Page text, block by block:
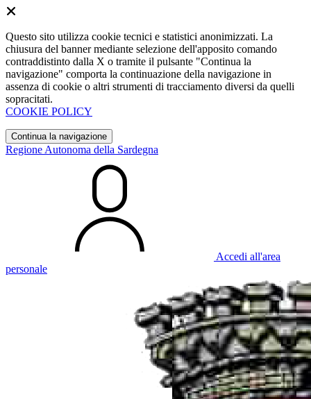
Questo sito utilizza cookie tecnici e statistici anonimizzati. La
chiusura del banner mediante selezione dell'apposito comando
contraddistinto dalla X o tramite il pulsante "Continua la
navigazione" comporta la continuazione della navigazione in
assenza di cookie o altri strumenti di tracciamento diversi da quelli
sopracitati.
COOKIE POLICY
Continua la navigazione
Regione Autonoma della Sardegna
Accedi all'area
personale